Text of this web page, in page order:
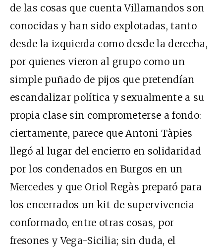
de las cosas que cuenta Villamandos son
conocidas y han sido explotadas, tanto
desde la izquierda como desde la derecha,
por quienes vieron al grupo como un
simple puñado de pijos que pretendían
escandalizar política y sexualmente a su
propia clase sin comprometerse a fondo:
ciertamente, parece que Antoni Tàpies
llegó al lugar del encierro en solidaridad
por los condenados en Burgos en un
Mercedes y que Oriol Regàs preparó para
los encerrados un kit de supervivencia
conformado, entre otras cosas, por
fresones y Vega-Sicilia; sin duda, el